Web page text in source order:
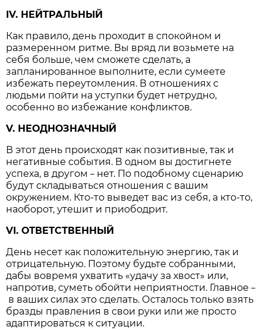
IV. НЕЙТРАЛЬНЫЙ
Как правило, день проходит в спокойном и
размеренном ритме. Вы вряд ли возьмете на
себя больше, чем сможете сделать, а
запланированное выполните, если сумеете
избежать переутомления. В отношениях с
людьми пойти на уступки будет нетрудно,
особенно во избежание конфликтов.
V. НЕОДНОЗНАЧНЫЙ
В этот день происходят как позитивные, так и
негативные события. В одном вы достигнете
успеха, в другом– нет. По подобному сценарию
будут складываться отношения с вашим
окружением. Кто-то выведет вас из себя, а кто-то,
наоборот, утешит и приободрит.
VI. ОТВЕТСТВЕННЫЙ
День несет как положительную энергию, так и
отрицательную. Поэтому будьте собранными,
дабы вовремя ухватить «удачу за хвост» или,
напротив, суметь обойти неприятности. Главное–
в ваших силах это сделать. Осталось только взять
бразды правления в свои руки или же просто
адаптироваться к ситуации.